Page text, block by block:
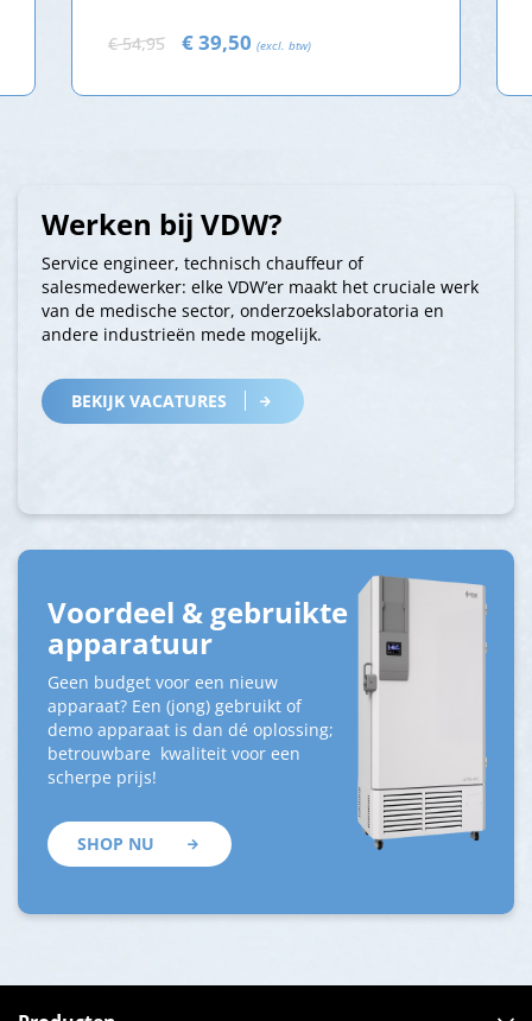
€ 54,95 € 39,50 (excl. btw)
Werken bij VDW?
Service engineer, technisch chauffeur of
salesmedewerker: elke VDW’er maakt het cruciale werk
van de medische sector, onderzoekslaboratoria en
andere industrieën mede mogelijk.
BEKIJK VACATURES
Voordeel & gebruikte
apparatuur
Geen budget voor een nieuw
apparaat? Een (jong) gebruikt of
demo apparaat is dan dé oplossing;
betrouwbare kwaliteit voor een
scherpe prijs!
SHOP NU